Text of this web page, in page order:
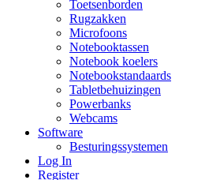
Toetsenborden
Rugzakken
Microfoons
Notebooktassen
Notebook koelers
Notebookstandaards
Tabletbehuizingen
Powerbanks
Webcams
Software
Besturingssystemen
Log In
Register